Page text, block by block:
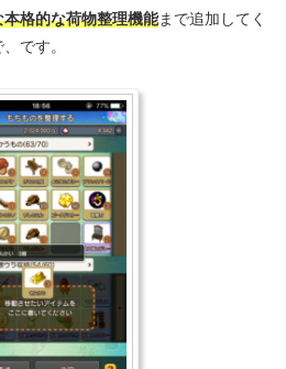
本格的な荷物整理機能まで追加してく
、です。